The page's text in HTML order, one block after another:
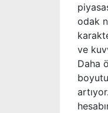
odak
ve
Daha